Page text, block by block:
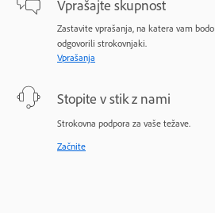
Vprašajte skupnost
Zastavite vprašanja, na katera vam bodo
odgovorili strokovnjaki.
Vprašanja
Stopite v stik z nami
Strokovna podpora za vaše težave.
Začnite